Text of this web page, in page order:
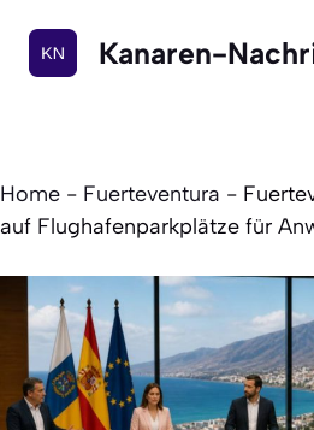
Inhalt
springen
Kanaren-
Home - Fuerteventura -
auf Flughafenparkplätze für